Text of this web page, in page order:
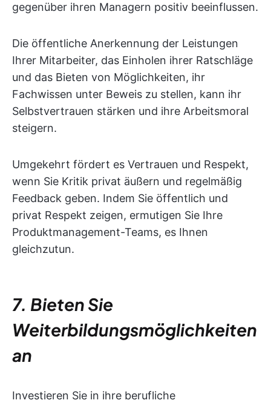
gegenüber ihren Managern positiv beeinflussen.
Die öffentliche Anerkennung der Leistungen
Ihrer Mitarbeiter, das Einholen ihrer Ratschläge
und das Bieten von Möglichkeiten, ihr
Fachwissen unter Beweis zu stellen, kann ihr
Selbstvertrauen stärken und ihre Arbeitsmoral
steigern.
Umgekehrt fördert es Vertrauen und Respekt,
wenn Sie Kritik privat äußern und regelmäßig
Feedback geben. Indem Sie öffentlich und
privat Respekt zeigen, ermutigen Sie Ihre
Produktmanagement-Teams, es Ihnen
gleichzutun.
7. Bieten Sie
Weiterbildungsmöglichkeiten
an
Investieren Sie in ihre berufliche